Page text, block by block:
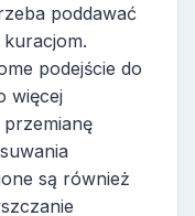
poddawać
podejście do
więcej
są również